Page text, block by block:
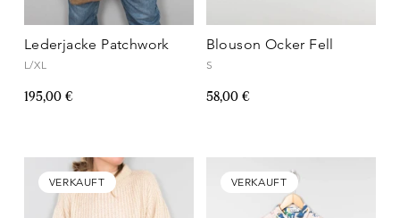
Lederjacke Patchwork
L/XL
195,00 €
Blouson Ocker Fell
S
58,00 €
VERKAUFT VERKAUFT